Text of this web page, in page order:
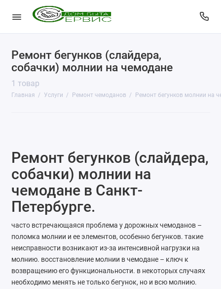
Ремонт бегунков (слайдера,
собачки) молнии на чемодане
1 товар
Главная Услуги Ремонт чемоданов Ремонт бегунков молнии на
КопиЦентр
Сувенирная продукция
Изготовление печатей
Изготовление ключей
Пульты для ворот и шлагбаумов
Ремонт чемоданов
Ремонт обуви
Заточка инструментов
Ремонт бегунков (слайдера,
собачки) молнии на
чемодане в Санкт-
Петербурге.
часто встречающаяся проблема у дорожных чемоданов –
поломка молнии и ее элементов, особенно бегунков. такие
неисправности возникают из-за интенсивной нагрузки на
молнию. восстановление молнии в чемодане – ключ к
возвращению его функциональности. в некоторых случаях
необходимо менять не только бегунок, но и всю молнию.